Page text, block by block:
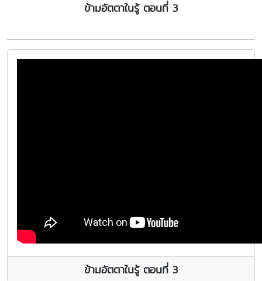
ข้ามอัตตาในรู้ ตอนที่ 3
ข้ามอัตตาในรู้ ตอนที่ 3